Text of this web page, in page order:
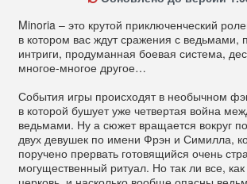
Minoria – это крутой приключенческий
в котором вас ждут сражения с ведьмами,
интриги, продуманная боевая система,
многое-многое другое…
События игры происходят в необычном
в которой бушует уже четвертая война
ведьмами. Ну а сюжет вращается вокруг
двух девушек по имени Фрэн и Симилла,
поручено прервать готовящийся очень
могущественный ритуал. Но так ли все,